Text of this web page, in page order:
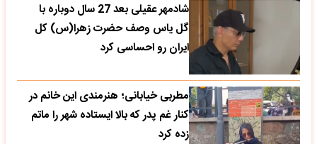
شادمهر عقیلی بعد 27 سال دوباره با
گل یاس وصف حضرت زهرا(س) کل
ایران رو احساسی کرد
مطربی خیابانی؛ هنرمندی این خانم در
کنار غم پدر که بالا ایستاده شهر را ماتم
زده کرد